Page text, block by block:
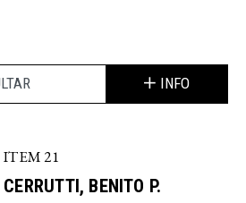
INFO
ITEM 21
CERRUTTI, BENITO P.